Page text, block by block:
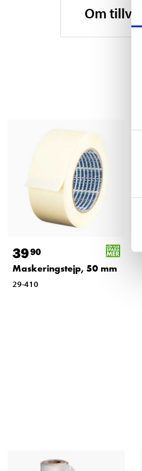
Om
3990
Maskeringstejp, 50 mm
29-410